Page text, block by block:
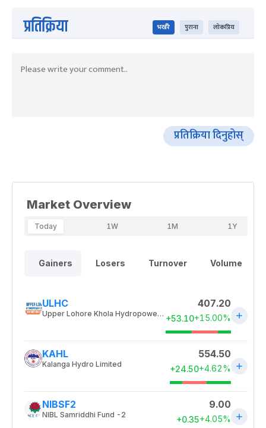
प्रतिक्रिया भर्खरै पुराना लोकप्रिय
प्रतिक्रिया दिनुहोस्